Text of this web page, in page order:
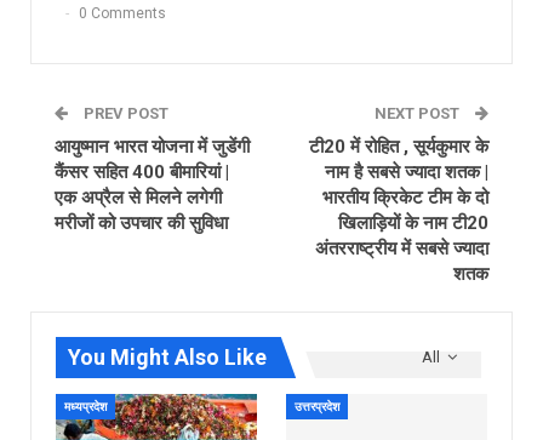
0 Comments
PREV POST
आयुष्मान भारत योजना में जुडेंगी
कैंसर सहित 400 बीमारियां |
एक अप्रैल से मिलने लगेगी
मरीजों को उपचार की सुविधा
NEXT POST
टी20 में रोहित , सूर्यकुमार के
नाम है सबसे ज्यादा शतक |
भारतीय क्रिकेट टीम के दो
खिलाड़ियों के नाम टी20
अंतरराष्ट्रीय में सबसे ज्यादा
शतक
All
You Might Also Like
मध्यप्रदेश उत्तरप्रदेश